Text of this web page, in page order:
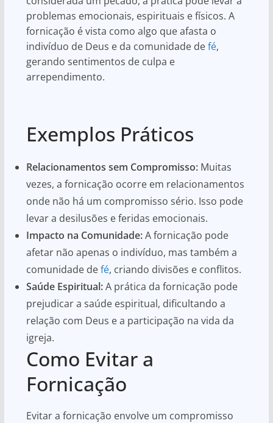
problemas emocionais, espirituais e físicos. A
fornicação é vista como algo que afasta o
indivíduo de Deus e da comunidade defé,
gerando sentimentos de culpa e
arrependimento.
Exemplos Práticos
Relacionamentos sem Compromisso:Muitas
vezes, a fornicação ocorre em relacionamentos
onde não há um compromisso sério. Isso pode
levar a desilusões e feridas emocionais.
Impacto na Comunidade:A fornicação pode
afetar não apenas o indivíduo, mas também a
comunidade defé, criando divisões e conflitos.
Saúde Espiritual:A prática da fornicação pode
prejudicar a saúde espiritual, dificultando a
relação com Deus e a participação na vida da
igreja.
Como Evitar a
Fornicação
Evitar a fornicação envolve um compromisso